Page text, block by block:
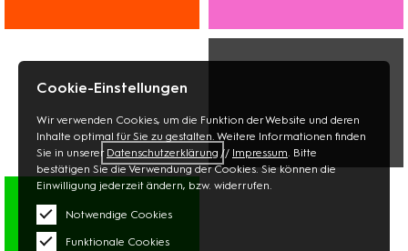
Cookie-Einstellungen
Wir verwenden Cookies, um die Funktion der Website und deren
Inhalte optimal für Sie zu gestalten. Weitere Informationen finden
Sie in unserer Datenschutzerklärung // Impressum. Bitte
bestätigen Sie die Verwendung der Cookies. Sie können die
Einwilligung jederzeit ändern, bzw. widerrufen.
Notwendige Cookies
Funktionale Cookies
BLUMEN
BEAUTY
MULTIMEDIA
FOTO